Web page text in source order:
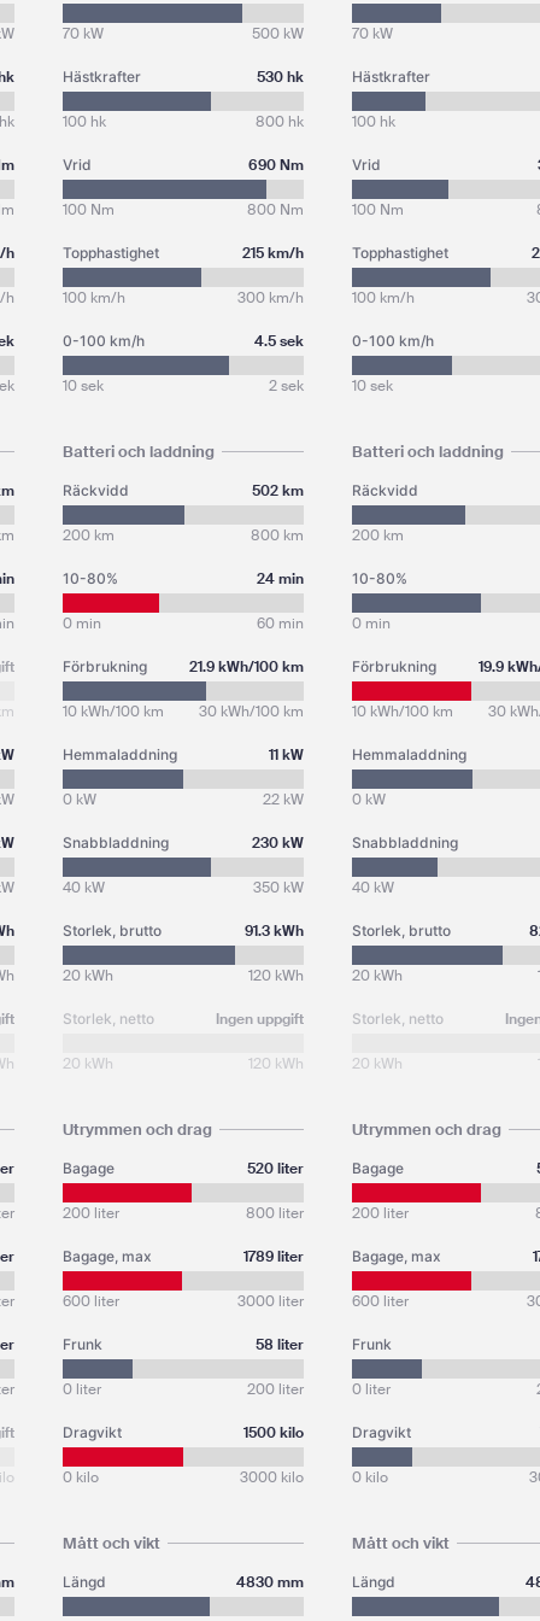
h
h
70 kW 500 kW
Hästkrafter 530 hk
100 hk 800 hk
Vrid 690 Nm
100 Nm 800 Nm
Topphastighet 215 km/h
100 km/h 300 km/h
0-100 km/h 4.5 sek
10 sek 2 sek
Batteri och laddning
Räckvidd 502 km
200 km 800 km
10-80% 24 min
0 min 60 min
Förbrukning 21.9 kWh/100 km
10 kWh/100 km 30 kWh/100 km
Hemmaladdning 11 kW
0 kW 22 kW
Snabbladdning 230 kW
40 kW 350 kW
Storlek, brutto 91.3 kWh
20 kWh 120 kWh
Storlek, netto Ingen uppgift
20 kWh 120 kWh
Utrymmen och drag
Bagage 520 liter
200 liter 800 liter
Bagage, max 1789 liter
600 liter 3000 liter
Frunk 58 liter
0 liter 200 liter
Dragvikt 1500 kilo
0 kilo 3000 kilo
Mått och vikt
Längd 4830 mm
70 kW
Hästkrafter
100 hk
Vrid
100 Nm
Topphastighet
100 km/h
0-100 km/h
10 sek
Batteri och laddning
Räckvidd
200 km
10-80%
0 min
Förbrukning 19.9
10 kWh/100 km 30
Hemmaladdning
0 kW
Snabbladdning
40 kW
Storlek, brutto
20 kWh
Storlek, netto
20 kWh
Utrymmen och drag
Bagage
200 liter
Bagage, max
600 liter
Frunk
0 liter
Dragvikt
0 kilo
Mått och vikt
Längd